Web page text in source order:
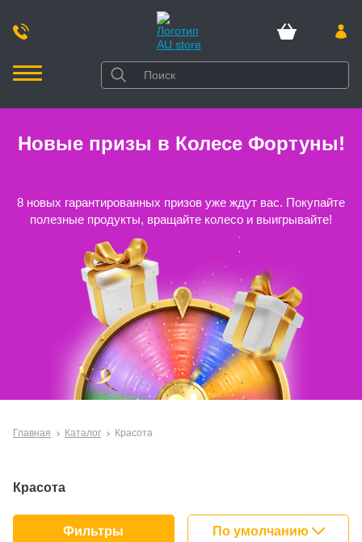
Новые призы в Колесе Фортуны!
8 новых гарантированных призов уже ждут вас. Покупайте
полезные продукты, вращайте колесо и выигрывайте!
Главная Каталог Красота
Красота
Фильтры По умолчанию